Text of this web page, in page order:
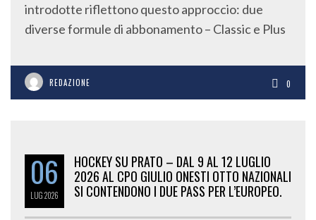
introdotte riflettono questo approccio: due
diverse formule di abbonamento – Classic e Plus
REDAZIONE 0
06
LUG2026
HOCKEY SU PRATO – DAL 9 AL 12 LUGLIO
2026 AL CPO GIULIO ONESTI OTTO NAZIONALI
SI CONTENDONO I DUE PASS PER L’EUROPEO.